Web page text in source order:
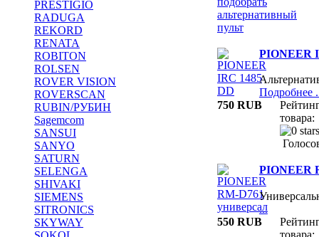
PRESTIGIO
RADUGA
REKORD
RENATA
ROBITON
ROLSEN
ROVER VISION
ROVERSCAN
RUBIN/РУБИН
Sagemcom
SANSUI
SANYO
SATURN
SELENGA
SHIVAKI
SIEMENS
SITRONICS
SKYWAY
альтернативный
пульт
PIONEER
Подробнее
750 RUB
товара:
PIONEER
...
550 RUB
товара: